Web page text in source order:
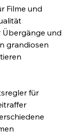
Filme und
und
grandiosen
für